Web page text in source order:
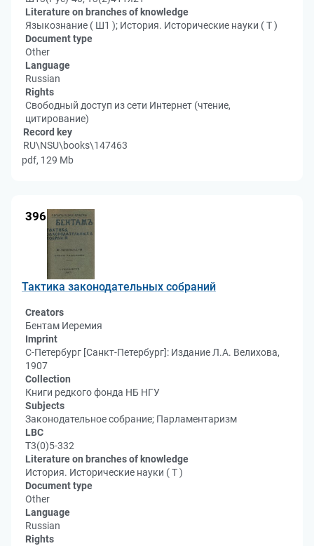
Literature on branches of knowledge
Языкознание ( Ш1 ); История. Исторические науки ( Т )
Document type
Other
Language
Russian
Rights
Свободный доступ из сети Интернет (чтение,
цитирование)
Record key
RU\NSU\books\147463
pdf, 129 Mb
396
Тактика законодательных собраний
Creators
Бентам Иеремия
Imprint
С-Петербург [Санкт-Петербург]: Издание Л.А. Велихова,
1907
Collection
Книги редкого фонда НБ НГУ
Subjects
Законодательное собрание; Парламентаризм
LBC
Т3(0)5-332
Literature on branches of knowledge
История. Исторические науки ( Т )
Document type
Other
Language
Russian
Rights